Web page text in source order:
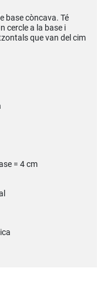
base còncava. Té
cercle a la base i
que van del cim
= 4 cm